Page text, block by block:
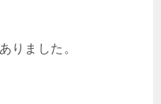
りました。